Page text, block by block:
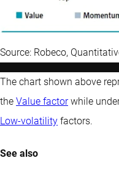
Source: Robeco,
The chart shown above
the Value factorwhile
Low-volatility factors.
See also